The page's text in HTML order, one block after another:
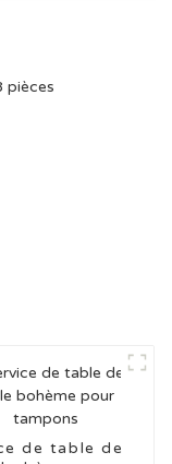
de table de